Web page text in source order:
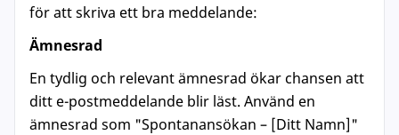
för att skriva ett bra meddelande:
Ämnesrad
En tydlig och relevant ämnesrad ökar chansen att
ditt e-postmeddelande blir läst. Använd en
ämnesrad som "Spontanansökan – [Ditt Namn]"